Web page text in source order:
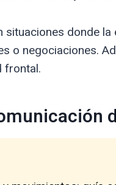
donde
o negociaciones.
frontal.